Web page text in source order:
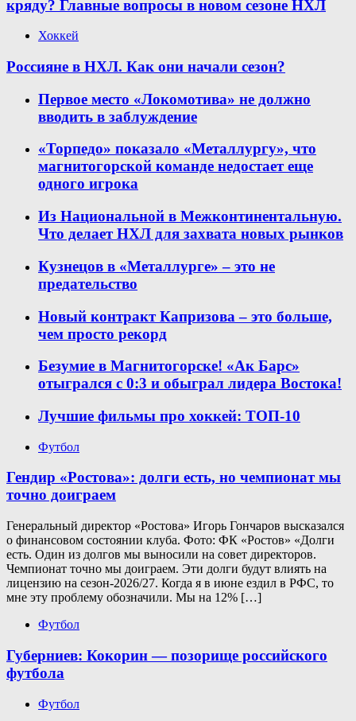
кряду? Главные вопросы в новом сезоне НХЛ
Хоккей
Россияне в НХЛ. Как они начали сезон?
Первое место «Локомотива» не должно
вводить в заблуждение
«Торпедо» показало «Металлургу», что
магнитогорской команде недостает еще
одного игрока
Из Национальной в Межконтинентальную.
Что делает НХЛ для захвата новых рынков
Кузнецов в «Металлурге» – это не
предательство
Новый контракт Капризова – это больше,
чем просто рекорд
Безумие в Магнитогорске! «Ак Барс»
отыгрался с 0:3 и обыграл лидера Востока!
Лучшие фильмы про хоккей: ТОП-10
Футбол
Гендир «Ростова»: долги есть, но чемпионат мы
точно доиграем
Генеральный директор «Ростова» Игорь Гончаров высказался
о финансовом состоянии клуба. Фото: ФК «Ростов» «Долги
есть. Один из долгов мы выносили на совет директоров.
Чемпионат точно мы доиграем. Эти долги будут влиять на
лицензию на сезон-2026/27. Когда я в июне ездил в РФС, то
мне эту проблему обозначили. Мы на 12% […]
Футбол
Губерниев: Кокорин — позорище российского
футбола
Футбол